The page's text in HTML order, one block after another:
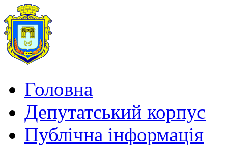
Головна
Депутатський корпус
Публічна інформація